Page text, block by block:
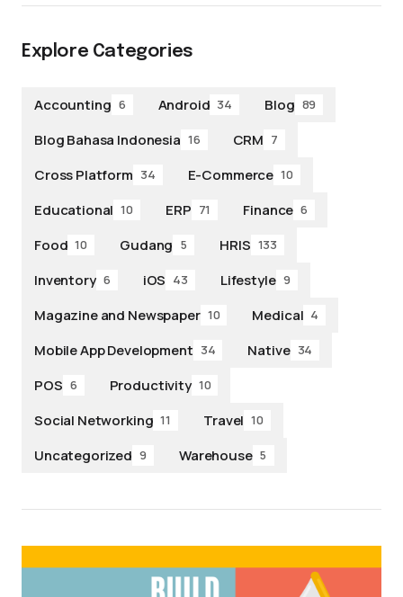
Explore Categories
Accounting 6 Android 34 Blog 89
Blog Bahasa Indonesia 16 CRM 7
Cross Platform 34 E-Commerce 10
Educational 10 ERP 71 Finance 6
Food 10 Gudang 5 HRIS 133
Inventory 6 iOS 43 Lifestyle 9
Magazine and Newspaper 10 Medical 4
Mobile App Development 34 Native 34
POS 6 Productivity 10
Social Networking 11 Travel 10
Uncategorized 9 Warehouse 5